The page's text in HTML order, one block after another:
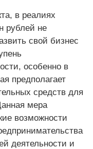
в реалиях
рублей не
свой бизнес
особенно в
предполагает
средств для
мера
возможности
деятельности и